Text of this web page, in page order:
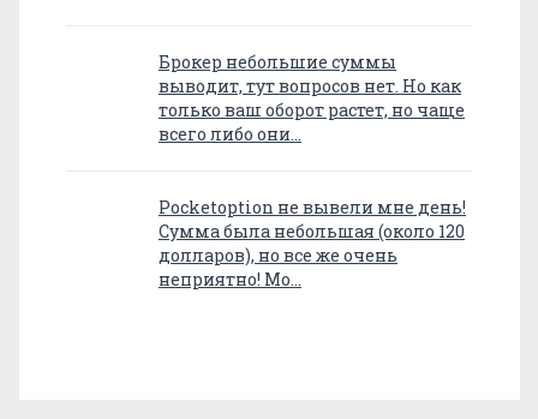
Брокер небольшие суммы
выводит, тут вопросов нет. Но как
только ваш оборот растет, но чаще
всего либо они…
Pocketoption не вывели мне день!
Сумма была небольшая (около 120
долларов), но все же очень
неприятно! Мо…